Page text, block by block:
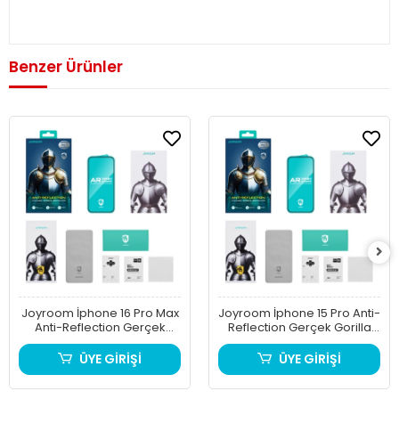
Benzer Ürünler
Joyroom İphone 16 Pro Max
Anti-Reflection Gerçek
Gorilla Glass Cam Ekran
Koruyucu
ÜYE GİRİŞİ
Joyroom İphone 15 Pro Anti-
Reflection Gerçek Gorilla
Glass Cam Ekran Koruyucu
ÜYE GİRİŞİ